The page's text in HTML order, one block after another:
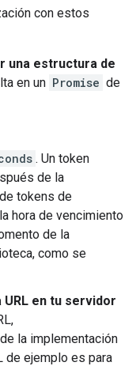
con estos
una estructura de
en un Promise de
. Un token
de la
tokens de
hora de vencimiento
de la
como se
URL en tu servidor
la implementación
de ejemplo es para